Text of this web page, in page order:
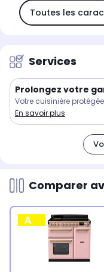
Toutes les
Services
Prolongez votre
Votre cuisinière
En savoir plus
Comparer